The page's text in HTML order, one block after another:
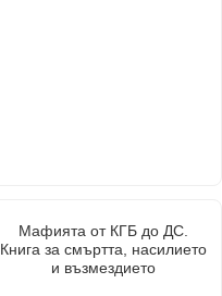
Мафията от КГБ до ДС.
Книга за смъртта, насилието
и възмездието